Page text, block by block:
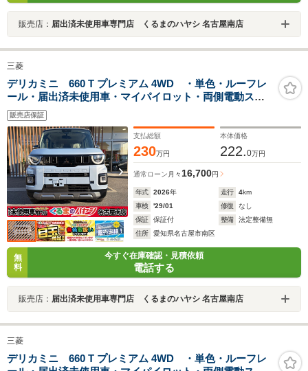
販売店： 届出済未使用車専門店 くるまのハヤシ 名古屋南店
三菱
デリカミニ 660 T プレミアム 4WD ・単色・ルーフレ
ール・届出済未使用車・マイパイロット・両側電動スラ
イドドア・シートバックテーブル・アラウンドモニタ
ー・15インチアルミホイール・サーキュレーター・シー
トバックテーブル
販売店保証
支払総額
230万円
本体価格
222.0万円
通常ローン 月々16,700円
年式 2026年 走行 4km
車検
'29/01 修復
なし
保証
保証付 整備
法定整備無
住所
愛知県名古屋市南区
無
料
今すぐ在庫確認・見積依頼
電話する
販売店： 届出済未使用車専門店 くるまのハヤシ 名古屋南店
三菱
デリカミニ 660 T プレミアム 4WD ・単色・ルーフレ